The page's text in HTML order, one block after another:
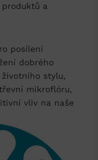
a
posílení
dobrého
stylu,
mikroflóru,
vliv na naše